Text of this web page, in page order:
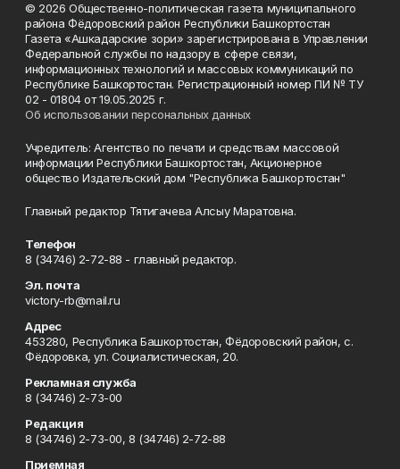
© 2026 Общественно-политическая газета муниципального
района Фёдоровский район Республики Башкортостан
Газета «Ашкадарские зори» зарегистрирована в Управлении
Федеральной службы по надзору в сфере связи,
информационных технологий и массовых коммуникаций по
Республике Башкортостан. Регистрационный номер ПИ № ТУ
02 - 01804 от 19.05.2025 г.
Об использовании персональных данных
Учредитель: Агентство по печати и средствам массовой
информации Республики Башкортостан, Акционерное
общество Издательский дом "Республика Башкортостан"
Главный редактор Тятигачева Алсыу Маратовна.
Телефон
8 (34746) 2-72-88 - главный редактор.
Эл. почта
victory-rb@mail.ru
Адрес
453280, Республика Башкортостан, Фёдоровский район, с.
Фёдоровка, ул. Социалистическая, 20.
Рекламная служба
8 (34746) 2-73-00
Редакция
8 (34746) 2-73-00, 8 (34746) 2-72-88
Приемная